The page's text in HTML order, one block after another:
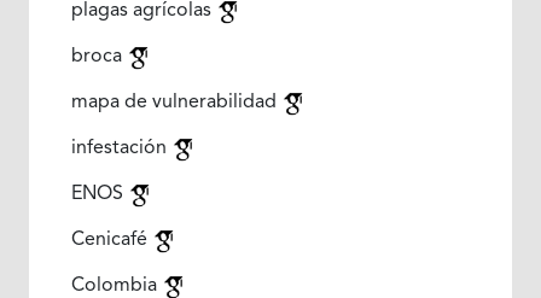
plagas agrícolas
broca
mapa de vulnerabilidad
infestación
ENOS
Cenicafé
Colombia